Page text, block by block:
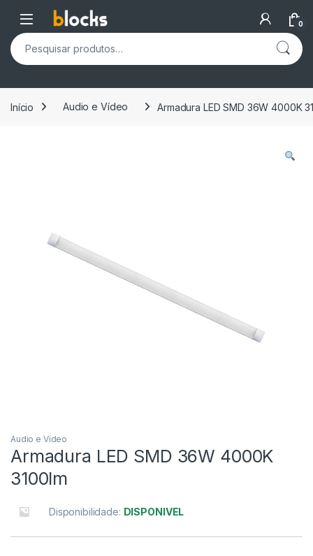
Skip to navigation
Skip to content
Open 0
Pesquisar por:
Início Audio e Vídeo Armadura LED SMD 36W 4000K
Audio e Vídeo
Armadura LED SMD 36W 4000K
3100lm
Disponibilidade: DISPONIVEL